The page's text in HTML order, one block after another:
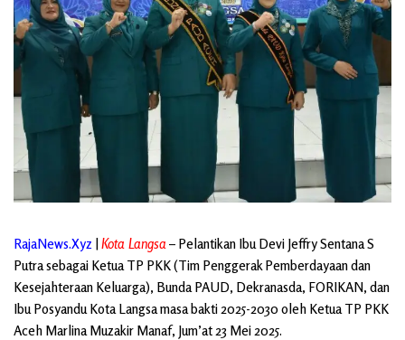
RajaNews.Xyz |Kota Langsa – Pelantikan Ibu Devi Jeffry Sentana S
Putra sebagai Ketua TP PKK (Tim Penggerak Pemberdayaan dan
Kesejahteraan Keluarga), Bunda PAUD, Dekranasda, FORIKAN, dan
Ibu Posyandu Kota Langsa masa bakti 2025-2030 oleh Ketua TP PKK
Aceh Marlina Muzakir Manaf, Jum’at 23 Mei 2025.